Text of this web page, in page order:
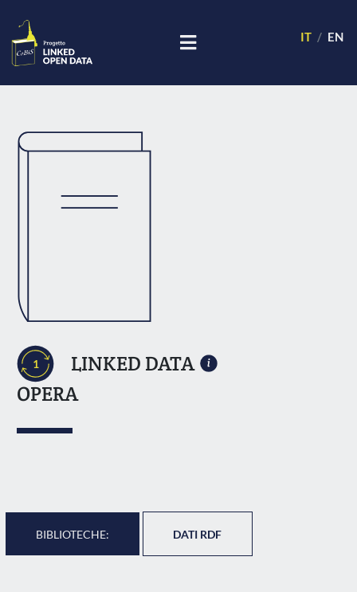
IT EN
1
LINKED DATA
OPERA
BIBLIOTECHE: DATI RDF